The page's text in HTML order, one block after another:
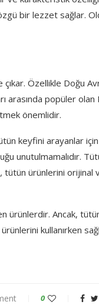
bir lezzet sağlar.
Özellikle Doğu
arasında popüler
önemlidir.
keyfini arayanlar
unutulmamalıdır.
ürünlerini orijinal
Ancak, tütün
kullanırken
0